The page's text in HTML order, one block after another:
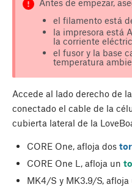
el filamento está
la impresora está
la corriente
el fusor y la base
temperatura
Accede al lado derecho de
conectado el cable de la
cubierta lateral de la
CORE One, afloja dos
CORE One L, afloja un
MK4/S y MK3.9/S, afloja